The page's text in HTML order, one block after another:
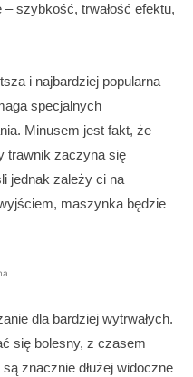
szybkość, trwałość efektu,
i najbardziej popularna
specjalnych
Minusem jest fakt, że
trawnik zaczyna się
jednak zależy ci na
maszynka będzie
dla bardziej wytrwałych.
się bolesny, z czasem
znacznie dłużej widoczne